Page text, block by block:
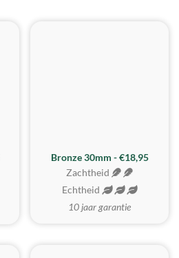
BESTE KOOP
Bronze 30mm - €18,95
Zachtheid
Echtheid
10 jaar garantie